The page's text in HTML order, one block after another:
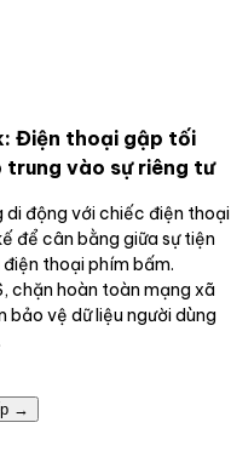
Điện thoại gập tối
trung vào sự riêng tư
động với chiếc điện thoại
để cân bằng giữa sự tiện
thoại phím bấm.
chặn hoàn toàn mạng xã
vệ dữ liệu người dùng
→